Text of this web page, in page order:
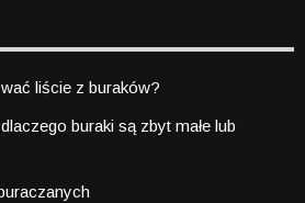
liście z buraków?
buraki są zbyt małe lub